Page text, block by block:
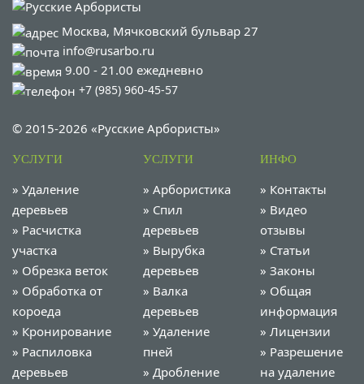
Москва, Мячковский бульвар 27
info@rusarbo.ru
9.00 - 21.00 ежедневно
+7 (985) 960-45-57
© 2015-2026 «Русские Арбористы»
УСЛУГИ
» Удаление
деревьев
» Расчистка
участка
» Обрезка веток
» Обработка от
короеда
» Кронирование
» Распиловка
деревьев
УСЛУГИ
» Арбористика
» Спил
деревьев
» Вырубка
деревьев
» Валка
деревьев
» Удаление
пней
» Дробление
ИНФО
» Контакты
» Видео
отзывы
» Статьи
» Законы
» Общая
информация
» Лицензии
» Разрешение
на удаление